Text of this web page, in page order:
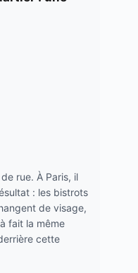
rue. À Paris, il
: les bistrots
de visage,
fait la même
cette